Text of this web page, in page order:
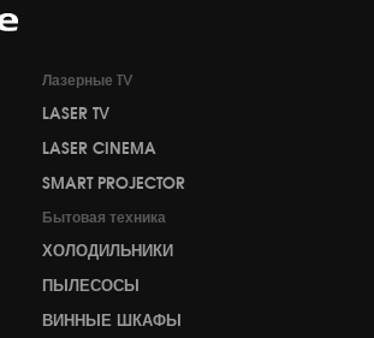
Лазерные TV
LASER TV
LASER CINEMA
SMART PROJECTOR
Бытовая техника
ХОЛОДИЛЬНИКИ
ПЫЛЕСОСЫ
ВИННЫЕ ШКАФЫ